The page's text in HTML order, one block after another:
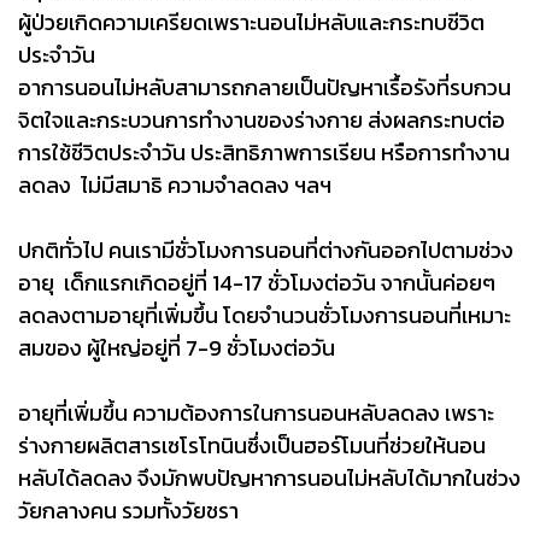
ผู้ป่วยเกิดความเครียดเพราะนอนไม่หลับและกระทบชีวิต
ประจำวัน
อาการนอนไม่หลับสามารถกลายเป็นปัญหาเรื้อรังที่รบกวน
จิตใจและกระบวนการทำงานของร่างกาย ส่งผลกระทบต่อ
การใช้ชีวิตประจำวัน ประสิทธิภาพการเรียน หรือการทำงาน
ลดลง ไม่มีสมาธิ ความจำลดลง ฯลฯ
ปกติทั่วไป คนเรามีชั่วโมงการนอนที่ต่างกันออกไปตามช่วง
อายุ เด็กแรกเกิดอยู่ที่ 14-17 ชั่วโมงต่อวัน จากนั้นค่อยๆ
ลดลงตามอายุที่เพิ่มขึ้น โดยจำนวนชั่วโมงการนอนที่เหมาะ
สมของ ผู้ใหญ่อยู่ที่ 7-9 ชั่วโมงต่อวัน
อายุที่เพิ่มขึ้น ความต้องการในการนอนหลับลดลง เพราะ
ร่างกายผลิตสารเซโรโทนินซึ่งเป็นฮอร์โมนที่ช่วยให้นอน
หลับได้ลดลง จึงมักพบปัญหาการนอนไม่หลับได้มากในช่วง
วัยกลางคน รวมทั้งวัยชรา